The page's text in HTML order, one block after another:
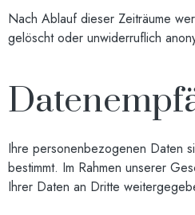
Nach Ablauf dieser Zeiträume
gelöscht oder unwiderruflich
Ihre personenbezogenen Daten
bestimmt. Im Rahmen unserer
Ihrer Daten an Dritte